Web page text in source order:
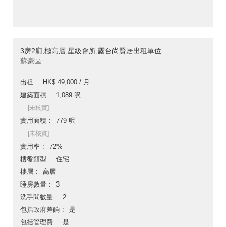
3房2廁,極高層,星級會所,露台尚賢居出租單位
蘇豪區
出租
HK$ 49,000 / 月
建築面積
1,089 呎
[未核實]
實用面積 779 呎
[未核實]
實用率
72%
樓盤類型
住宅
樓層
高層
睡房數量
3
洗手間數量
2
包括政府差餉
是
包括管理費
是